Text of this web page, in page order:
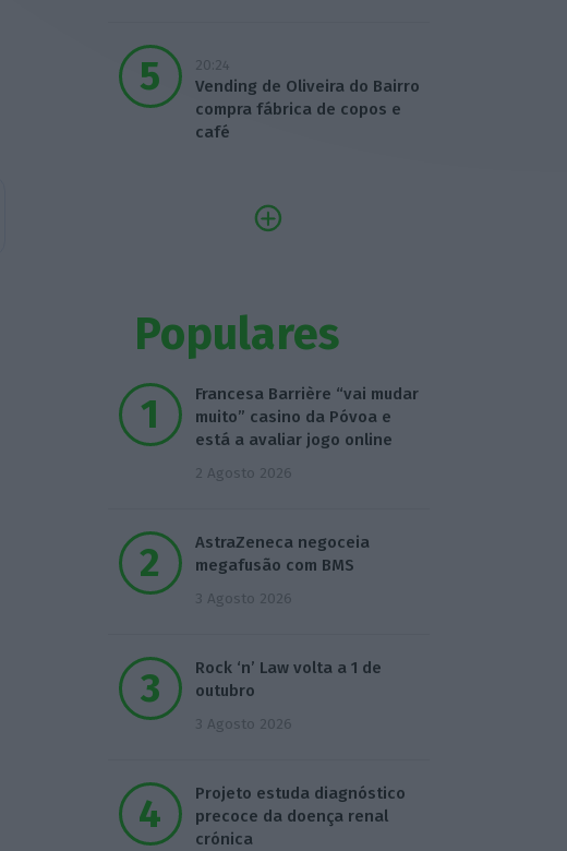
20:24
Vending de Oliveira do Bairro
compra fábrica de copos e
café
Populares
Francesa Barrière “vai mudar
muito” casino da Póvoa e
está a avaliar jogo online
2 Agosto 2026
AstraZeneca negoceia
megafusão com BMS
3 Agosto 2026
Rock ‘n’ Law volta a 1 de
outubro
3 Agosto 2026
Projeto estuda diagnóstico
precoce da doença renal
crónica